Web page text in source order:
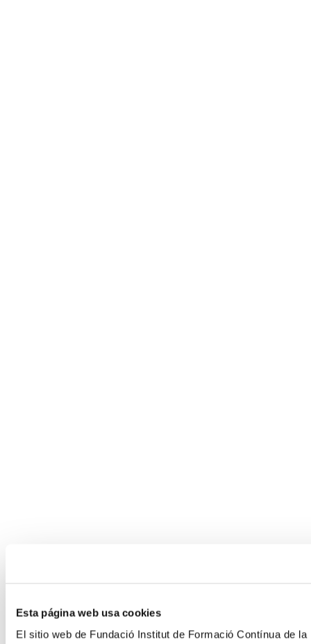
Esta página web usa cookies
El sitio web de Fundació Institut de Formació Contínua de